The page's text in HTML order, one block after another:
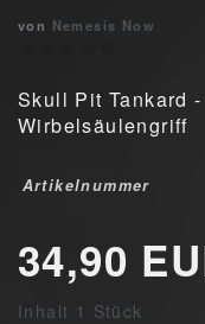
von Nemesis Now
Skull Pit Tankard
Wirbelsäulengriff
Artikelnummer
34,90
Inhalt 1 Stück